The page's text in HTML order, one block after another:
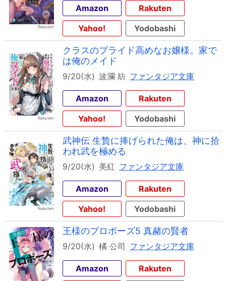
Amazon
Rakuten
Yahoo!
Yodobashi
クラスのプライド高めなお嬢様。家で
は俺のメイド
9/20(水) 波瀾 紡 ファンタジア文庫
Amazon
Rakuten
Yahoo!
Yodobashi
武神伝 生贄に捧げられた俺は、神に拾
われ武を極める
9/20(水) 美紅 ファンタジア文庫
Amazon
Rakuten
Yahoo!
Yodobashi
王様のプロポーズ5 真赭の賢者
9/20(水) 橘 公司 ファンタジア文庫
Amazon
Rakuten